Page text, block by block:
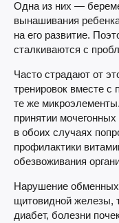
Одна из них —
вынашивания
на его развитие.
сталкиваются с
Часто страдают от
тренировок вместе с
те же
принятии
в обоих случаях
профилактики
обезвоживания
Нарушение обменных
щитовидной железы,
диабет, болезни